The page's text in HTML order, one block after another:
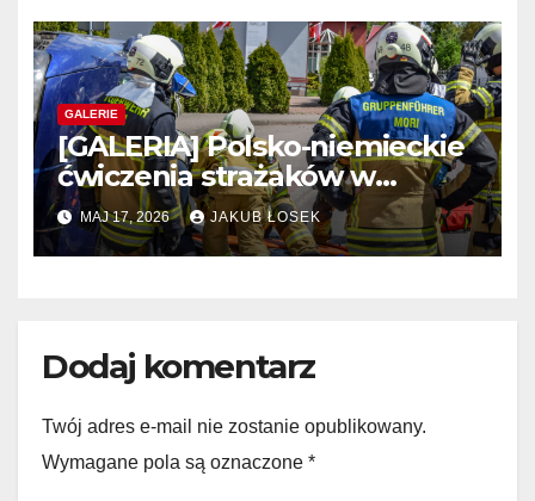
GALERIE
[GALERIA] Polsko-niemieckie
ćwiczenia strażaków w
Lotyniu
MAJ 17, 2026 JAKUB ŁOSEK
Dodaj komentarz
Twój adres e-mail nie zostanie opublikowany.
Wymagane pola są oznaczone *